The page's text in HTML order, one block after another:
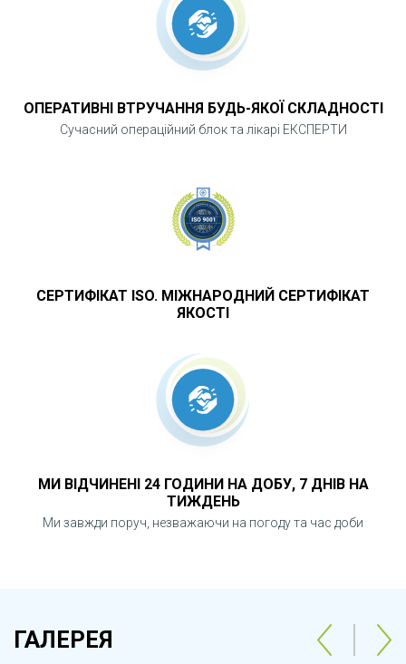
ОПЕРАТИВНІ ВТРУЧАННЯ БУДЬ-ЯКОЇ СКЛАДНОСТІ
Сучасний операційний блок та лікарі ЕКСПЕРТИ
СЕРТИФІКАТ ISO. МІЖНАРОДНИЙ СЕРТИФІКАТ
ЯКОСТІ
МИ ВІДЧИНЕНІ 24 ГОДИНИ НА ДОБУ, 7 ДНІВ НА
ТИЖДЕНЬ
Ми завжди поруч, незважаючи на погоду та час доби
ГАЛЕРЕЯ